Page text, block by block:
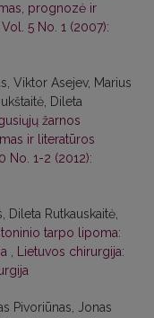
prognozė ir
5 No. 1 (2007):
Viktor Asejev, Marius
Dileta
žarnos
ir literatūros
No. 1-2 (2012):
Dileta Rutkauskaitė,
tarpo lipoma:
Lietuvos chirurgija:
Pivoriūnas, Jonas